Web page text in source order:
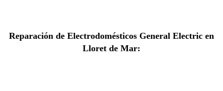
Reparación de Electrodomésticos General Electric en
Lloret de Mar: